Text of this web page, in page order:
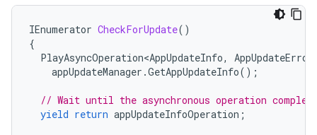
IEnumerator CheckForUpdate()
{
PlayAsyncOperation<AppUpdateInfo,
appUpdateManager .GetAppUpdateInfo();
// Wait until the asynchronous operation
yield return appUpdateInfoOperation ;